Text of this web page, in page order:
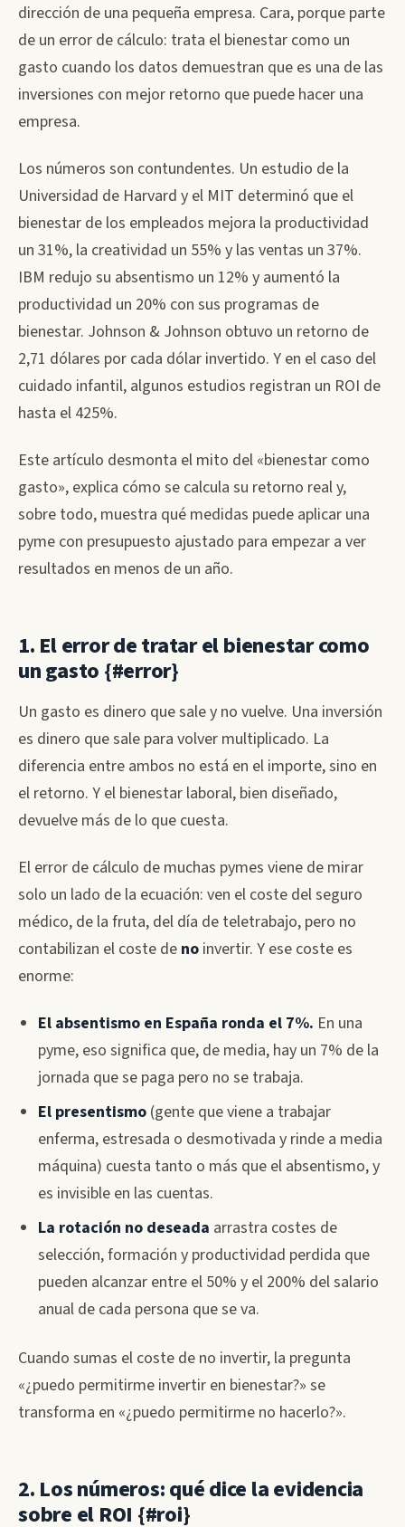
dirección de una pequeña empresa. Cara, porque parte
de un error de cálculo: trata el bienestar como un
gasto cuando los datos demuestran que es una de las
inversiones con mejor retorno que puede hacer una
empresa.
Los números son contundentes. Un estudio de la
Universidad de Harvard y el MIT determinó que el
bienestar de los empleados mejora la productividad
un 31%, la creatividad un 55% y las ventas un 37%.
IBM redujo su absentismo un 12% y aumentó la
productividad un 20% con sus programas de
bienestar. Johnson & Johnson obtuvo un retorno de
2,71 dólares por cada dólar invertido. Y en el caso del
cuidado infantil, algunos estudios registran un ROI de
hasta el 425%.
Este artículo desmonta el mito del «bienestar como
gasto», explica cómo se calcula su retorno real y,
sobre todo, muestra qué medidas puede aplicar una
pyme con presupuesto ajustado para empezar a ver
resultados en menos de un año.
1. El error de tratar el bienestar como
un gasto {#error}
Un gasto es dinero que sale y no vuelve. Una inversión
es dinero que sale para volver multiplicado. La
diferencia entre ambos no está en el importe, sino en
el retorno. Y el bienestar laboral, bien diseñado,
devuelve más de lo que cuesta.
El error de cálculo de muchas pymes viene de mirar
solo un lado de la ecuación: ven el coste del seguro
médico, de la fruta, del día de teletrabajo, pero no
contabilizan el coste de no invertir. Y ese coste es
enorme:
El absentismo en España ronda el 7%. En una
pyme, eso significa que, de media, hay un 7% de la
jornada que se paga pero no se trabaja.
El presentismo (gente que viene a trabajar
enferma, estresada o desmotivada y rinde a media
máquina) cuesta tanto o más que el absentismo, y
es invisible en las cuentas.
La rotación no deseada arrastra costes de
selección, formación y productividad perdida que
pueden alcanzar entre el 50% y el 200% del salario
anual de cada persona que se va.
Cuando sumas el coste de no invertir, la pregunta
«¿puedo permitirme invertir en bienestar?» se
transforma en «¿puedo permitirme no hacerlo?».
2. Los números: qué dice la evidencia
sobre el ROI {#roi}